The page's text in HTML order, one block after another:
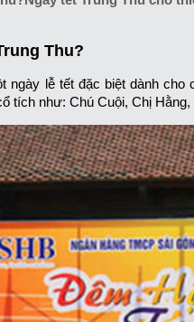
Thu?
ngày lễ tết đặc biệt dành
tích như: Chú Cuội, Chị